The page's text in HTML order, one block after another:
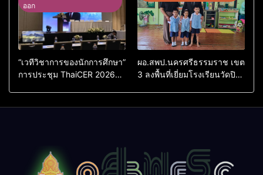
2569
ออก
“เวทีวิชาการของนักการศึกษา”
การประชุม ThaiCER 2026
ผอ.สพป.นครศรีธรรมราช เขต
3 ลงพื้นที่เยี่ยมโรงเรียนวัดปิยา